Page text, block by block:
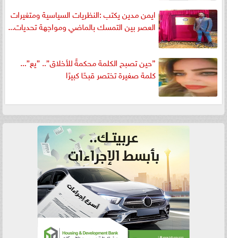
ايمن مدين يكتب :النظريات السياسية ومتغيرات
العصر بين التمسك بالماضي ومواجهة تحديات...
”حين تصبح الكلمة محكمةً للأخلاق”.. ”يع”...
كلمة صغيرة تختصر قبحًا كبيرًا